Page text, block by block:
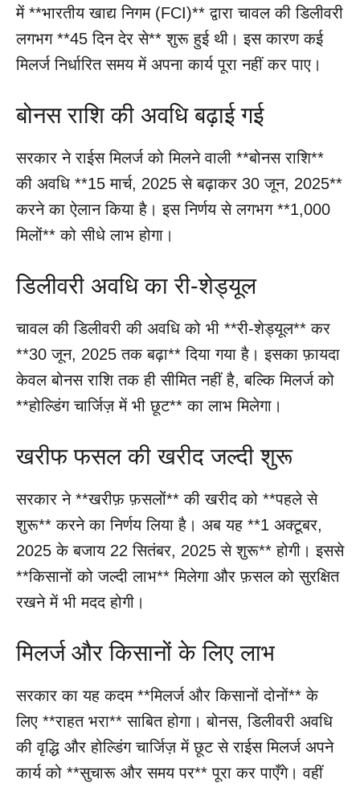
में **भारतीय खाद्य निगम (FCI)** द्वारा चावल की डिलीवरी
लगभग **45 दिन देर से** शुरू हुई थी। इस कारण कई
मिलर्ज निर्धारित समय में अपना कार्य पूरा नहीं कर पाए।
बोनस राशि की अवधि बढ़ाई गई
सरकार ने राईस मिलर्ज को मिलने वाली **बोनस राशि**
की अवधि **15 मार्च, 2025 से बढ़ाकर 30 जून, 2025**
करने का ऐलान किया है। इस निर्णय से लगभग **1,000
मिलों** को सीधे लाभ होगा।
डिलीवरी अवधि का री-शेड्यूल
चावल की डिलीवरी की अवधि को भी **री-शेड्यूल** कर
**30 जून, 2025 तक बढ़ा** दिया गया है। इसका फ़ायदा
केवल बोनस राशि तक ही सीमित नहीं है, बल्कि मिलर्ज को
**होल्डिंग चार्जिज़ में भी छूट** का लाभ मिलेगा।
खरीफ फसल की खरीद जल्दी शुरू
सरकार ने **खरीफ़ फ़सलों** की खरीद को **पहले से
शुरू** करने का निर्णय लिया है। अब यह **1 अक्टूबर,
2025 के बजाय 22 सितंबर, 2025 से शुरू** होगी। इससे
**किसानों को जल्दी लाभ** मिलेगा और फ़सल को सुरक्षित
रखने में भी मदद होगी।
मिलर्ज और किसानों के लिए लाभ
सरकार का यह कदम **मिलर्ज और किसानों दोनों** के
लिए **राहत भरा** साबित होगा। बोनस, डिलीवरी अवधि
की वृद्धि और होल्डिंग चार्जिज़ में छूट से राईस मिलर्ज अपने
कार्य को **सुचारू और समय पर** पूरा कर पाएँगे। वहीं